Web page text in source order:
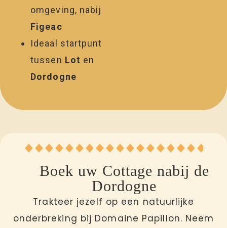
omgeving, nabij
Figeac
Ideaal startpunt
tussen Lot en
Dordogne
Boek uw Cottage nabij de
Dordogne
Trakteer jezelf op een natuurlijke
onderbreking bij Domaine Papillon. Neem